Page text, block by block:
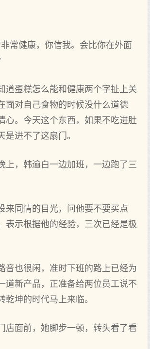
常健康，你信我。会比你在外面
道蛋糕怎么能和健康两个字扯上关
面对自己食物的时候没什么道德
心。今天这个东西，如果不吃进肚
是进不了这扇门。
上，韩逾白一边加班，一边跑了三
来同情的目光，问他要不要买点
表示根据他的经验，三次已经是极
音也很闲，准时下班的路上已经为
道新产品，正准备给两位员工说不
乾坤的时代马上来临。
店面前，她脚步一顿，转头看了看